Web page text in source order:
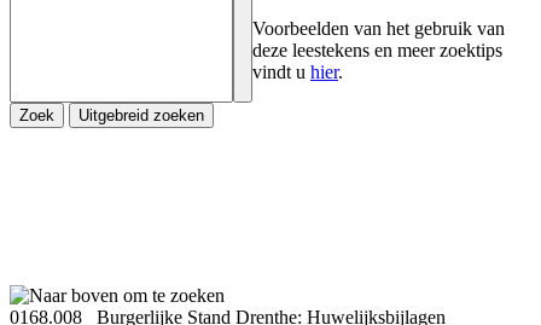
Voorbeelden van het gebruik van
deze leestekens en meer zoektips
vindt u hier.
Zoek Uitgebreid zoeken
0168.008 Burgerlijke Stand Drenthe: Huwelijksbijlagen